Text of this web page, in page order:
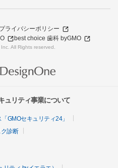
プライバシーポリシー
best choice 歯科 byGMO
All Rights reserved.
ュリティ事業について
GMOセキュリティ24」
診断